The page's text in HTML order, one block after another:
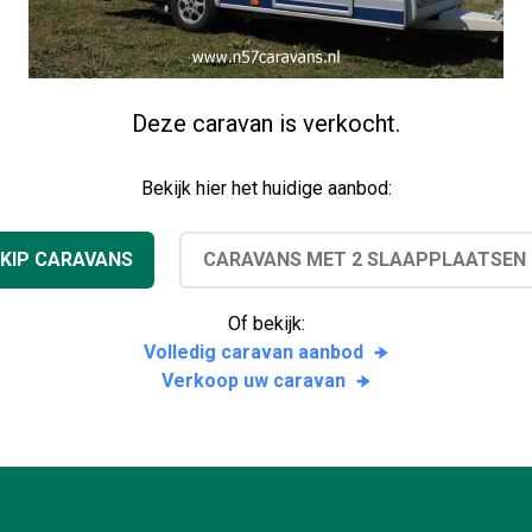
Deze caravan is verkocht.
Bekijk hier het huidige aanbod:
KIP CARAVANS CARAVANS MET 2 SLAAPPLAATSEN
Of bekijk:
Volledig caravan aanbod
Verkoop uw caravan